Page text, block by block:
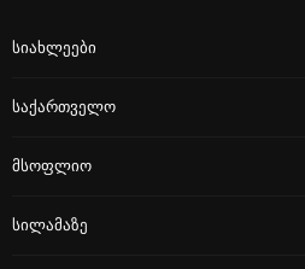
Სიახლეები
Საქართველო
Მსოფლიო
Სილამაზე